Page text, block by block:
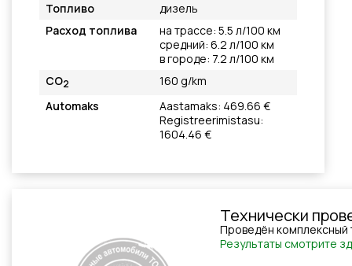
Топливо
дизель
Расход топлива
на трассе: 5.5 л/100 км
средний: 6.2 л/100 км
в городе: 7.2 л/100 км
CO2
160 g/km
Automaks
Aastamaks: 469.66 €
Registreerimistasu:
1604.46 €
Технически
Проведён комплексный
Результаты смотрите